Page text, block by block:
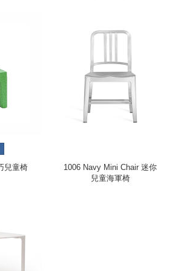
兒童椅
1006 Navy Mini Chair 迷你
兒童海軍椅